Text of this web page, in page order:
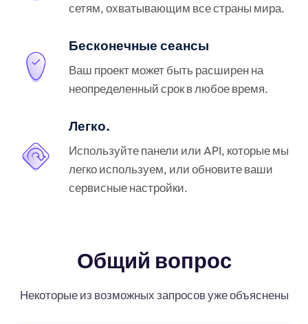
сетям, охватывающим все страны мира.
Бесконечные сеансы
Ваш проект может быть расширен на
неопределенный срок в любое время.
Легко.
Используйте панели или API, которые мы
легко используем, или обновите ваши
сервисные настройки.
Общий вопрос
Некоторые из возможных запросов уже объяснены